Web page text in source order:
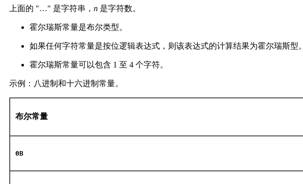
上面的 "…" 是字符串， n 是字符数。
霍尔瑞斯常量是布尔类型。
如果任何字符常量是按位逻辑表达式，则该表达式的计算结果为霍尔瑞斯型。
霍尔瑞斯常量可以包含 1 至 4 个字符。
示例：八进制和十六进制常量。
布尔常量
0B